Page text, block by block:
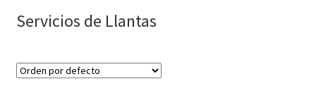
Servicios de Llantas